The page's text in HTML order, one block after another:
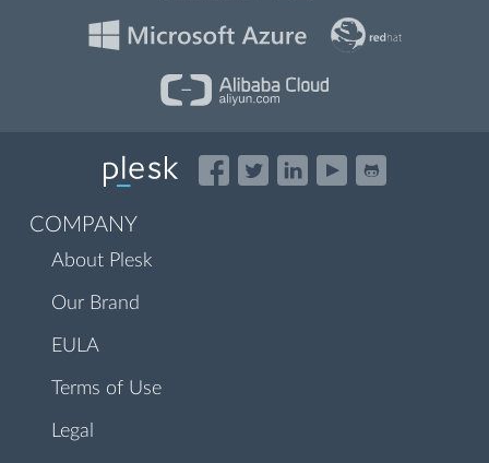
COMPANY
About Plesk
Our Brand
EULA
Terms of Use
Legal